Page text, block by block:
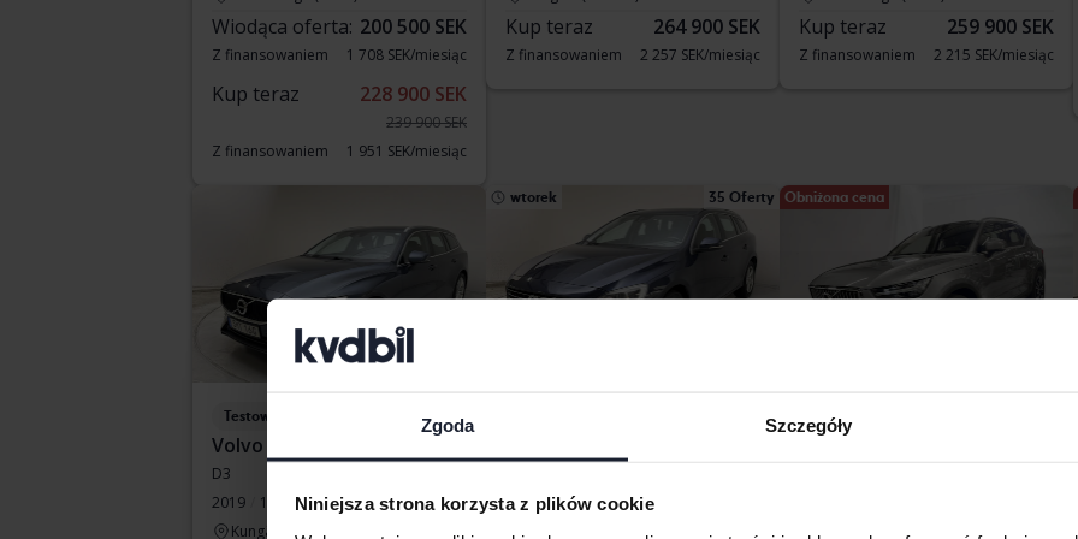
Zgoda Szczegóły
Niniejsza strona korzysta z plików cookie
Wiodąca oferta: 200 500 SEK
Z finansowaniem 1 708 SEK/miesiąc
Kup teraz 228 900 SEK
239 900 SEK
Z finansowaniem
1 951 SEK/miesiąc
Kup teraz 264 900 SEK
Z finansowaniem 2 257 SEK/miesiąc
Kup teraz 259 900 SEK
Z finansowaniem 2 215 SEK/miesiąc
Testowane
Volvo V60
D3
2019
120 250 km
Diesel
Kungälv (Ellesbo)
wtorek 35 Oferty
2015
211 170 km
Diesel
Kungälv (Ellesbo)
Obniżona cena
Certyfikowany
Elektryczny/benzyna